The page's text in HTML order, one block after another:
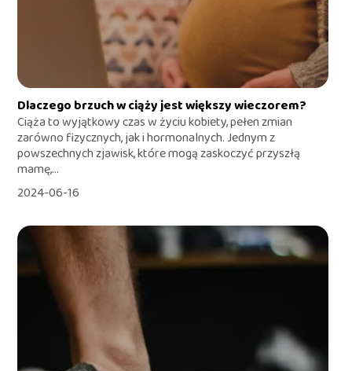
Dlaczego brzuch w ciąży jest większy wieczorem?
Ciąża to wyjątkowy czas w życiu kobiety, pełen zmian
zarówno fizycznych, jak i hormonalnych. Jednym z
powszechnych zjawisk, które mogą zaskoczyć przyszłą
mamę,...
2024-06-16